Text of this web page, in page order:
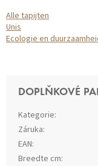
Alle tapijten
Unis
Ecologie en
DOPLŇKOVÉ
Kategorie:
Záruka:
EAN:
Breedte cm: